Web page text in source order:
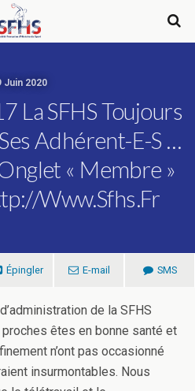
Juin 2020
La SFHS Toujours
Adhérent-E-S …
« Membre »
www.sfhs.fr
Épingler E-mail SMS
de la SFHS
êtes en bonne santé et
n’ont pas occasionné
insurmontables. Nous